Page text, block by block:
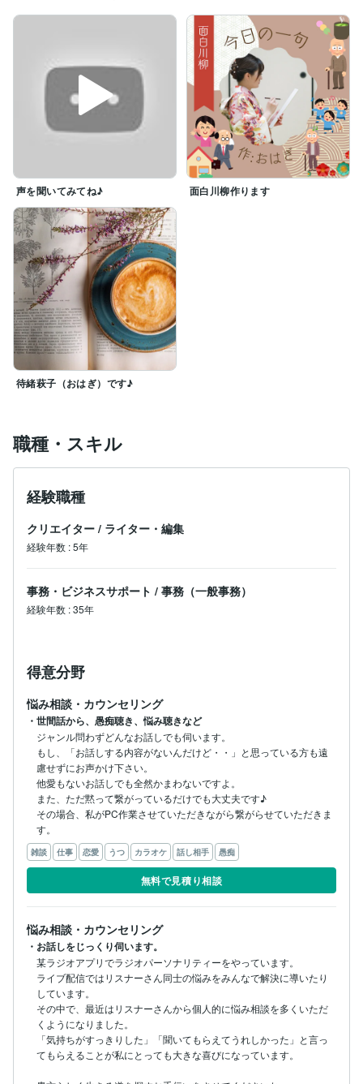
そんな私に待ち受けていた結婚は地獄でした。
夫からの暴言・暴力に加え出産間近の死産。
その後、娘を出産し離婚を経験。
でも今は毎日楽しい日々を過ごしています☆彡
その秘密は、ラジオ配信を通じたくさんの仲間に出会え
人と人との繋がりって素敵です♡
自らの辛い経験と、親しみやすさで貴方をまるッと受止
めます。
お気軽にお電話してきてくださいね♪
声を聞いてみてね♪ 面白川柳作ります
待緒萩子（おはぎ）です♪
職種・スキル
経験職種
クリエイター / ライター・編集
経験年数 :5年
事務・ビジネスサポート / 事務（一般事務）
経験年数 :35年
得意分野
悩み相談・カウンセリング
・世間話から、愚痴聴き、悩み聴きなど
ジャンル問わずどんなお話しでも伺います。
もし、「お話しする内容がないんだけど・・」と思っている方も遠
慮せずにお声かけ下さい。
他愛もないお話しでも全然かまわないですよ。
また、ただ黙って繋がっているだけでも大丈夫です♪
その場合、私がPC作業させていただきながら繋がらせていただきま
す。
雑談 仕事 恋愛 うつ カラオケ 話し相手 愚痴
無料で見積り相談
悩み相談・カウンセリング
・お話しをじっくり伺います。
某ラジオアプリでラジオパーソナリティーをやっています。
ライブ配信ではリスナーさん同士の悩みをみんなで解決に導いたり
しています。
その中で、最近はリスナーさんから個人的に悩み相談を多くいただ
くようになりました。
「気持ちがすっきりした」「聞いてもらえてうれしかった」と言っ
てもらえることが私にとっても大きな喜びになっています。